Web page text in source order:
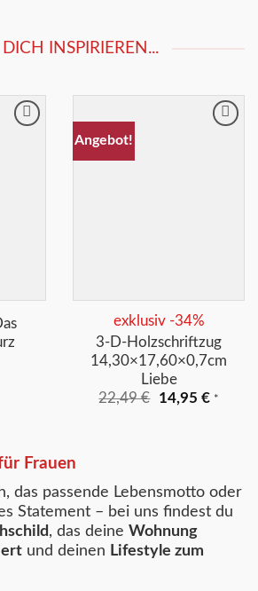
DICH INSPIRIEREN...
Merkliste
Angebot!
Merkliste
exklusiv -34%
3-D-Holzschriftzug
14,30×17,60×0,7cm
Liebe
22,49€
Ursprünglicher
14,95 € *
Frauen
das passende Lebensmotto oder
Statement – bei uns findest du
, das deine Wohnung
und deinen Lifestyle zum